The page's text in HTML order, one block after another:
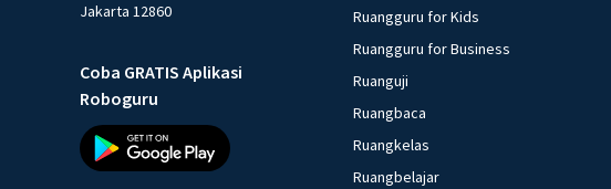
Jakarta 12860
Coba GRATIS Aplikasi
Roboguru
Ruangguru for Kids
Ruangguru for Business
Ruanguji
Ruangbaca
Ruangkelas
Ruangbelajar